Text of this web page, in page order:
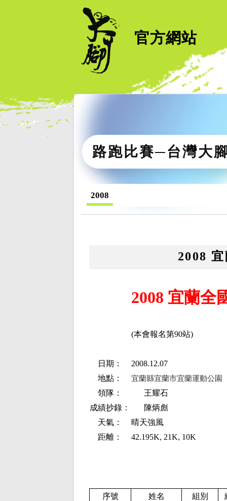
官方網站
路跑比賽─台灣大
2008
2008
2008 宜蘭全
(本會報名第90站)
日期：
2008.12.07
地點：
宜蘭縣宜蘭市宜蘭運動公園
領隊：
王耀石
成績抄錄：
陳炳彪
天氣：
晴天強風
距離：
42.195K, 21K, 10K
序號 姓名 組別